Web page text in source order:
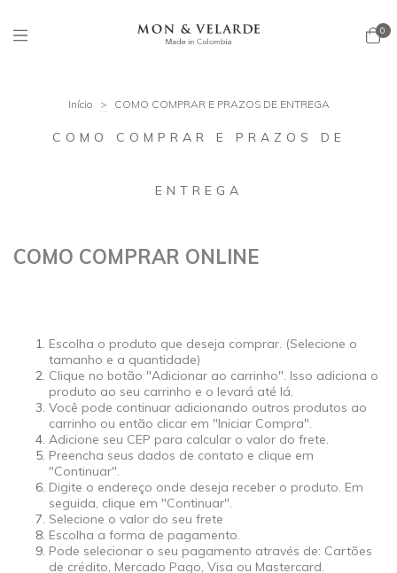
0
Início > COMO COMPRAR E PRAZOS DE ENTREGA
COMO COMPRAR E PRAZOS DE
ENTREGA
COMO COMPRAR ONLINE
Escolha o produto que deseja comprar. (Selecione o
tamanho e a quantidade)
Clique no botão "Adicionar ao carrinho". Isso adiciona o
produto ao seu carrinho e o levará até lá.
Você pode continuar adicionando outros produtos ao
carrinho ou então clicar em "Iniciar Compra".
Adicione seu CEP para calcular o valor do frete.
Preencha seus dados de contato e clique em
"Continuar".
Digite o endereço onde deseja receber o produto. Em
seguida, clique em "Continuar".
Selecione o valor do seu frete
Escolha a forma de pagamento.
Pode selecionar o seu pagamento através de: Cartões
de crédito, Mercado Pago, Visa ou Mastercard.